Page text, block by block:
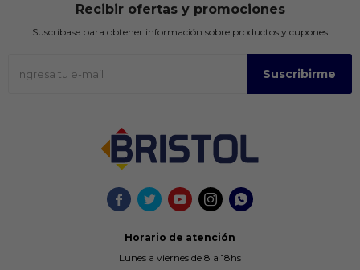
    
Horario de atención
Lunes a viernes de 8 a 18hs
Recibir ofertas y promociones
Suscríbase para obtener información sobre productos y cupones
Suscribirme